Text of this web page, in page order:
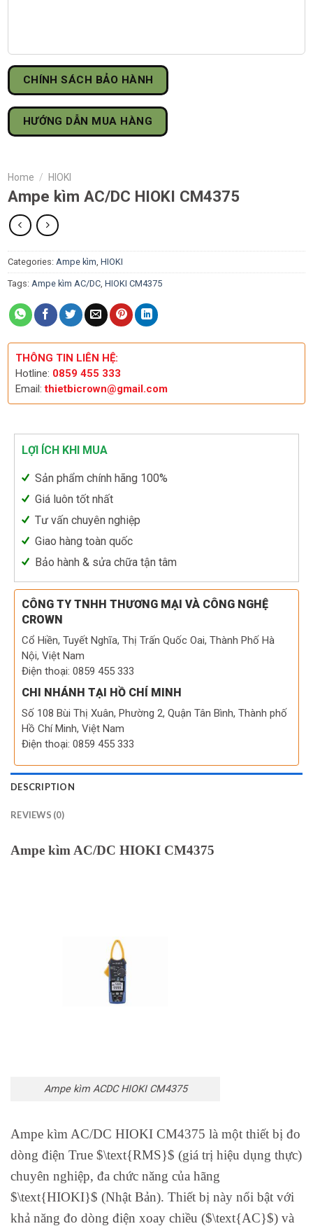
CHÍNH SÁCH BẢO HÀNH
HƯỚNG DẪN MUA HÀNG
Home / HIOKI
Ampe kìm AC/DC HIOKI CM4375
Categories: Ampe kìm, HIOKI
Tags: Ampe kìm AC/DC, HIOKI CM4375
THÔNG TIN LIÊN HỆ:
Hotline: 0859 455 333
Email:thietbicrown@gmail.com
LỢI ÍCH KHI MUA
Sản phẩm chính hãng 100%
Giá luôn tốt nhất
Tư vấn chuyên nghiệp
Giao hàng toàn quốc
Bảo hành & sửa chữa tận tâm
CÔNG TY TNHH THƯƠNG MẠI VÀ CÔNG NGHỆ
CROWN
Cổ Hiền, Tuyết Nghĩa, Thị Trấn Quốc Oai, Thành Phố Hà
Nội, Việt Nam
Điện thoại: 0859 455 333
CHI NHÁNH TẠI HỒ CHÍ MINH
Số 108 Bùi Thị Xuân, Phường 2, Quận Tân Bình, Thành phố
Hồ Chí Minh, Việt Nam
Điện thoại: 0859 455 333
DESCRIPTION
REVIEWS (0)
Ampe kìm AC/DC HIOKI CM4375
Ampe kìm ACDC HIOKI CM4375
Ampe kìm AC/DC HIOKI CM4375 là một thiết bị đo
dòng điện True $\text{RMS}$ (giá trị hiệu dụng thực)
chuyên nghiệp, đa chức năng của hãng
$\text{HIOKI}$ (Nhật Bản). Thiết bị này nổi bật với
khả năng đo dòng điện xoay chiều ($\text{AC}$) và